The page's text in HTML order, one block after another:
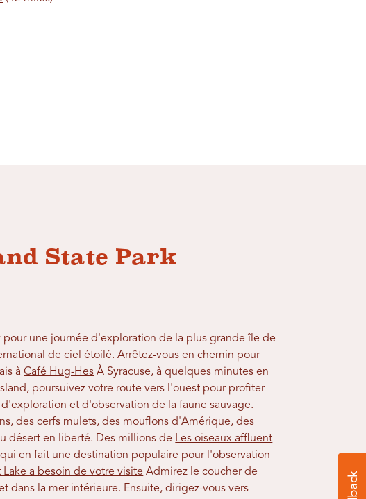
State Park
pour une journée d'exploration de la plus grande île de
de ciel étoilé. Arrêtez-vous en chemin pour
àCafé Hug-Hes À Syracuse, à quelques minutes en
poursuivez votre route vers l'ouest pour profiter
et d'observation de la faune sauvage.
des cerfs mulets, des mouflons d'Amérique, des
désert en liberté. Des millions de Les oiseaux affluent
en fait une destination populaire pour l'observation
Lake a besoin de votre visite Admirez le coucher de
dans la mer intérieure. Ensuite, dirigez-vous vers